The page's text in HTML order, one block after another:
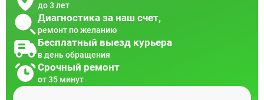
до 3 лет
Диагностика за наш счет,
ремонт по желанию
Бесплатный выезд курьера
в день обращения
Срочный ремонт
от 35 минут